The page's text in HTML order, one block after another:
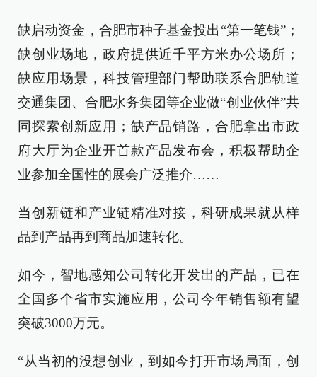
缺启动资金，合肥市种子基金投出“第一笔钱”；
缺创业场地，政府提供近千平方米办公场所；
缺应用场景，科技管理部门帮助联系合肥轨道
交通集团、合肥水务集团等企业做“创业伙伴”共
同探索创新应用；缺产品销路，合肥拿出市政
府大厅为企业开首款产品发布会，积极帮助企
业参加全国性的展会广泛推介……
当创新链和产业链精准对接，科研成果就从样
品到产品再到商品加速转化。
如今，智地感知公司转化开发出的产品，已在
全国多个省市实施应用，公司今年销售额有望
突破3000万元。
“从当初的没想创业，到如今打开市场局面，创